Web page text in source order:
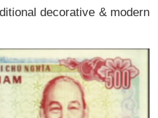
decorative & modern